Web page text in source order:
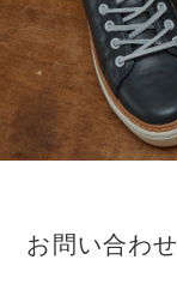
お問い合わせ